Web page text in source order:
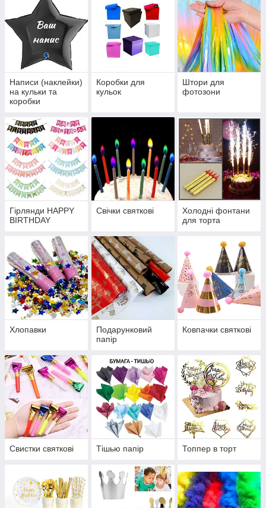
Написи (наклейки)
на кульки та
коробки
Коробки для
кульок
Штори для
фотозони
Гірлянди HAPPY
BIRTHDAY
Свічки святкові
Холодні фонтани
для торта
Хлопавки
Подарунковий
папір
Ковпачки святкові
Свистки святкові Тішью папір Топпер в торт